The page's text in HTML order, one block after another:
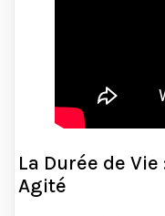
La Durée de
Agité